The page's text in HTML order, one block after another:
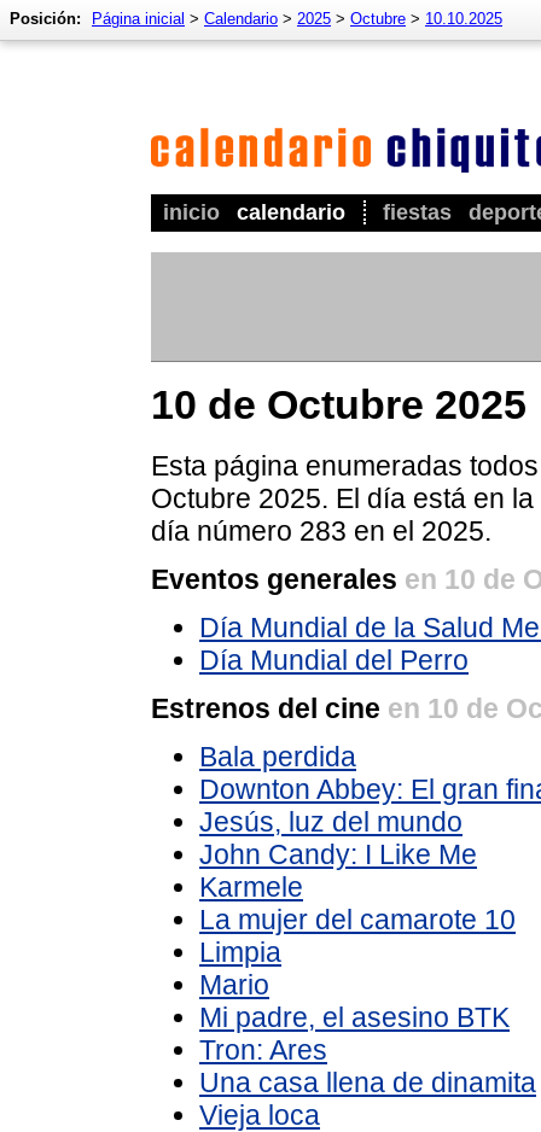
inicio calendario fiestas
Posición: Página inicial > Calendario > 2025 > Octubre > 10.10.2025
10 de Octubre 2025
Esta página enumeradas
Octubre 2025. El día está en
día número 283 en el 2025.
Eventos generales en 10 de
Día Mundial de la Salud
Día Mundial del Perro
Estrenos del cine en 10 de
Bala perdida
Downton Abbey: El gran
Jesús, luz del mundo
John Candy: I Like Me
Karmele
La mujer del camarote 10
Limpia
Mario
Mi padre, el asesino BTK
Tron: Ares
Una casa llena de dinamita
Vieja loca